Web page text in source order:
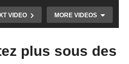
VIDEO MORE VIDEOS
plus sous des